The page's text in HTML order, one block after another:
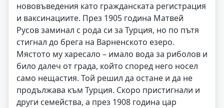
нововъведения като гражданската регистрация
и ваксинациите. През 1905 година Матвей
Русов заминал с рода си за Турция, но по пътя
стигнал до брега на Варненското езеро.
Мястото му харесало – имало вода за риболов и
било далеч от града, който според него носел
само нещастия. Той решил да остане и да не
продължава към Турция. Скоро пристигнали и
други семейства, а през 1908 година цар